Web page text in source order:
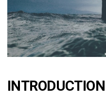
INTRODUCTION